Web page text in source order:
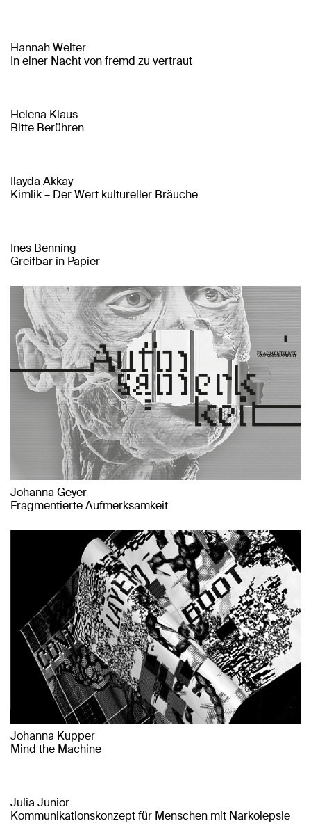
Hannah Welter
In einer Nacht von fremd zu vertraut
Helena Klaus
Bitte Berühren
Ilayda Akkay
Kimlik – Der Wert kultureller Bräuche
Ines Benning
Greifbar in Papier
Johanna Geyer
Fragmentierte Aufmerksamkeit
Johanna Kupper
Mind the Machine
Julia Junior
Kommunikationskonzept für Menschen mit Narkolepsie